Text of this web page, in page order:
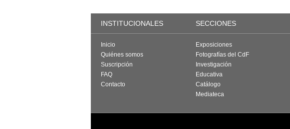
INSTITUCIONALES SECCIONES
Inicio
Quiénes somos
Suscripción
FAQ
Contacto
Exposiciones
Fotografías del CdF
Investigación
Educativa
Catálogo
Mediateca